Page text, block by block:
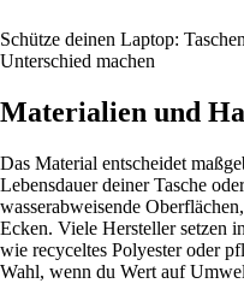
Schütze deinen Laptop:
Unterschied machen
Materialien und
Das Material entscheidet
Lebensdauer deiner Tasche
wasserabweisende
Ecken. Viele Hersteller setzen
wie recyceltes Polyester oder
Wahl, wenn du Wert auf